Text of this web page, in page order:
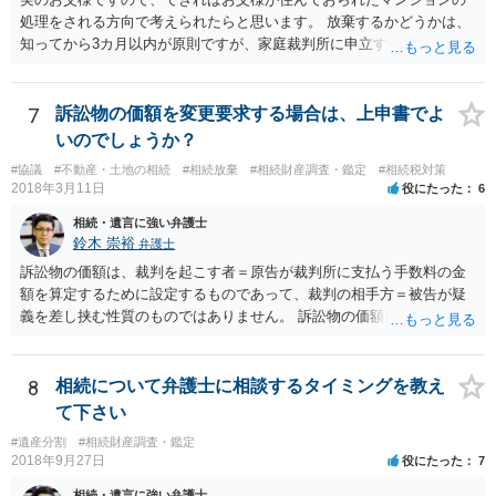
処理をされる方向で考えられたらと思います。 放棄するかどうかは、
知ってから3カ月以内が原則ですが、家庭裁判所に申立すれば3カ月の
放棄するかどうか決めることができます。 銀行やサラ金が数年も放置
することはありませんので、数年後に借金が発見される可能性はほぼ
ありません。 なお、私が扱った相続放棄を検討していた案件で、期間
伸長して調査したところ、サラ金に対する過払金など相当な財産が見
つかったため相続したという事例がありました。
7
訴訟物の価額を変更要求する場合は、上申書でよ
いのでしょうか？
#協議 #不動産・土地の相続 #相続放棄 #相続財産調査・鑑定 #相続税対策
2018年3月11日 役にたった 6
相続・遺言に強い弁護士
鈴木 崇裕 弁護士
訴訟物の価額は、裁判を起こす者＝原告が裁判所に支払う手数料の金
額を算定するために設定するものであって、裁判の相手方＝被告が疑
義を差し挟む性質のものではありません。 訴訟物の価額自体が裁判の
したとしても、変更されることはありません。
8
相続について弁護士に相談するタイミングを教え
て下さい
#遺産分割 #相続財産調査・鑑定
2018年9月27日 役にたった 7